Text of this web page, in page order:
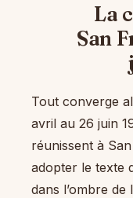
La
San
Tout converge
avril au 26 juin
réunissent à
adopter le texte
dans l’ombre de